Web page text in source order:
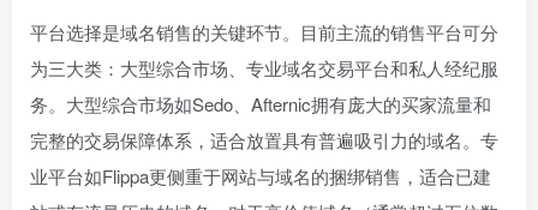
平台选择是域名销售的关键环节。目前主流的销售平台可分
为三大类：大型综合市场、专业域名交易平台和私人经纪服
务。大型综合市场如Sedo、Afternic拥有庞大的买家流量和
完整的交易保障体系，适合放置具有普遍吸引力的域名。专
业平台如Flippa更侧重于网站与域名的捆绑销售，适合已建